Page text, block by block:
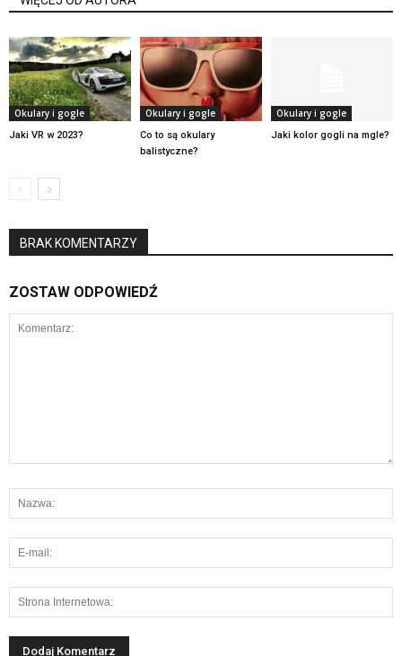
Okulary i gogle
Jaki VR w 2023?
Okulary i gogle
Co to są okulary
balistyczne?
Okulary i gogle
Jaki kolor gogli na mgle?
BRAK KOMENTARZY
ZOSTAW ODPOWIEDŹ